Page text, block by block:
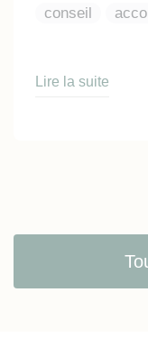
conseil
Lire la suite